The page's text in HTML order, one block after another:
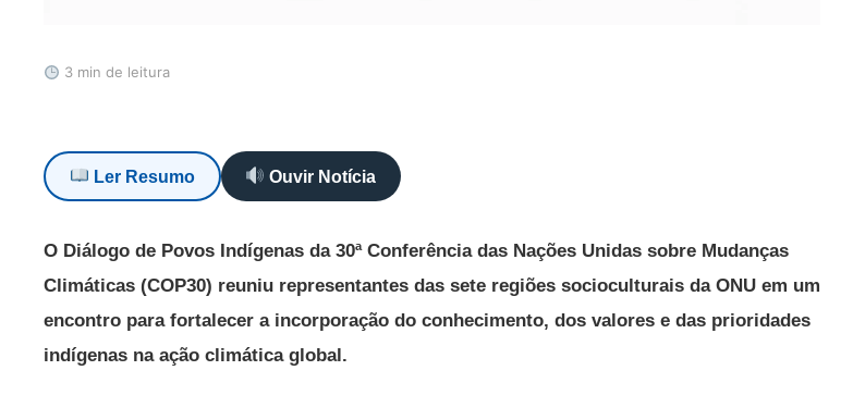
3 min de leitura
Ler Resumo Ouvir Notícia
O Diálogo de Povos Indígenas da 30ª Conferência das Nações Unidas sobre Mudanças
Climáticas (COP30) reuniu representantes das sete regiões socioculturais da ONU em um
encontro para fortalecer a incorporação do conhecimento, dos valores e das prioridades
indígenas na ação climática global.